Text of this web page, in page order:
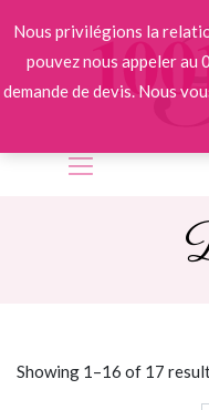
Showing 1–16 of 17
Nous privilégions la
pouvez nous appeler au
demande de devis. Nous